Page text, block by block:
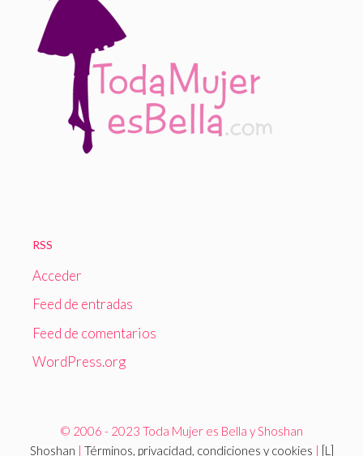
RSS
Acceder
Feed de entradas
Feed de comentarios
WordPress.org
© 2006 - 2023 Toda Mujer es Bella y Shoshan
Shoshan | Términos, privacidad, condiciones y cookies | [L]